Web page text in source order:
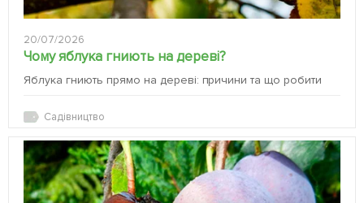
20/07/2026
Чому яблука гниють на дереві?
Яблука гниють прямо на дереві: причини та що робити
Садівництво